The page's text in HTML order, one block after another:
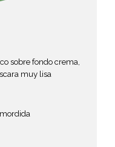
ligeramente
pálido con color
firme
sobre fondo crema,
muy lisa